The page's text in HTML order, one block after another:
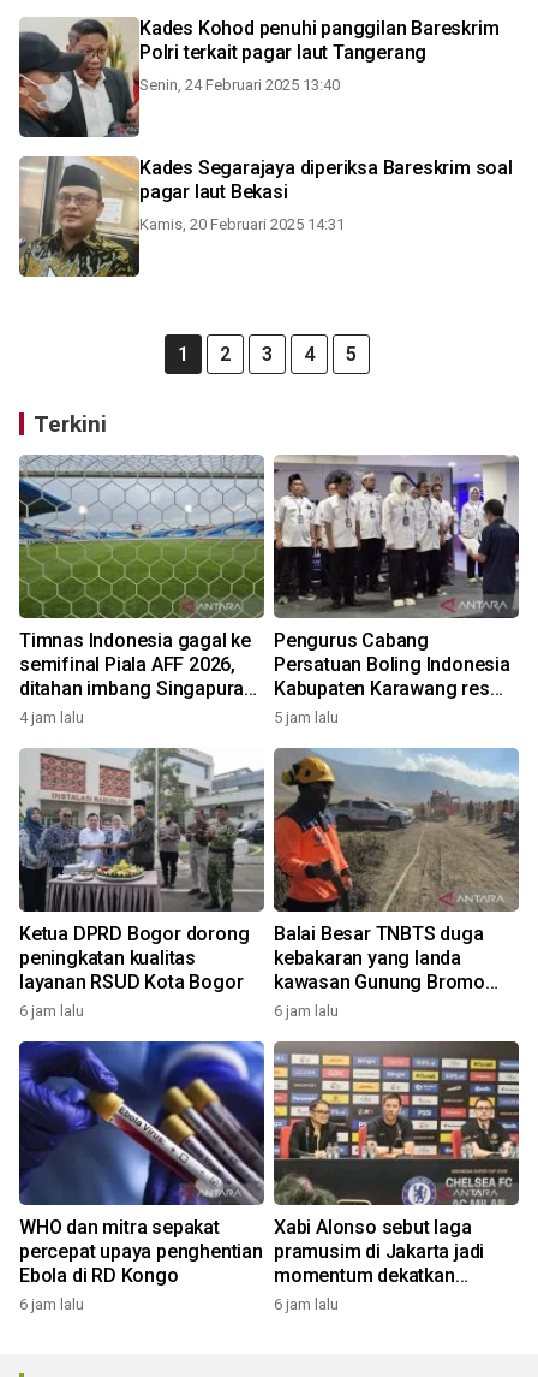
Kades Kohod penuhi panggilan Bareskrim
Polri terkait pagar laut Tangerang
Senin, 24 Februari 2025 13:40
Kades Segarajaya diperiksa Bareskrim soal
pagar laut Bekasi
Kamis, 20 Februari 2025 14:31
1 2 3 4 5
Terkini
Timnas Indonesia gagal ke
semifinal Piala AFF 2026,
ditahan imbang Singapura
1-1
4 jam lalu
Pengurus Cabang
Persatuan Boling Indonesia
Kabupaten Karawang resmi
terbentuk
5 jam lalu
Ketua DPRD Bogor dorong
peningkatan kualitas
layanan RSUD Kota Bogor
6 jam lalu
Balai Besar TNBTS duga
kebakaran yang landa
kawasan Gunung Bromo
karena aktivitas manusia
6 jam lalu
WHO dan mitra sepakat
percepat upaya penghentian
Ebola di RD Kongo
6 jam lalu
Xabi Alonso sebut laga
pramusim di Jakarta jadi
momentum dekatkan
Chelsea dengan penggemar
6 jam lalu